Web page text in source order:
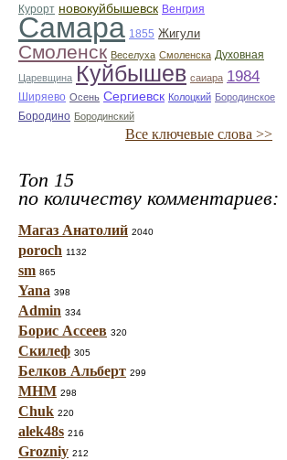
Курорт новокуйбышевск Венгрия
Самара 1855 Жигули
Смоленск Веселуха Смоленска Духовная
Царевщина Куйбышев саиара 1984
Ширяево Осень Сергиевск Колоцкий Бородинское
Бородино Бородинский
Все ключевые слова >>
Топ 15
по количеству комментариев:
Магаз Анатолий 2040
poroch 1132
sm 865
Yana 398
Admin 334
Борис Ассеев 320
Скилеф 305
Белков Альберт 299
МНМ 298
Chuk 220
alek48s 216
Grozniy 212